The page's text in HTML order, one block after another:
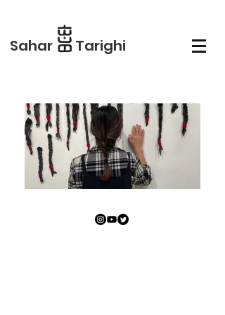
Sahar Tarighi